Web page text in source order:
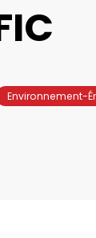
Environnement-